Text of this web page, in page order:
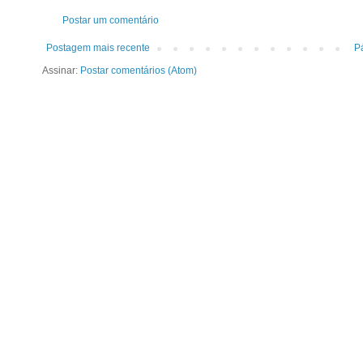
Postar um comentário
Postagem mais recente
Assinar: Postar comentários (Atom)